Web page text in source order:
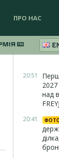
ПРО НАС
20:51
над
20:41